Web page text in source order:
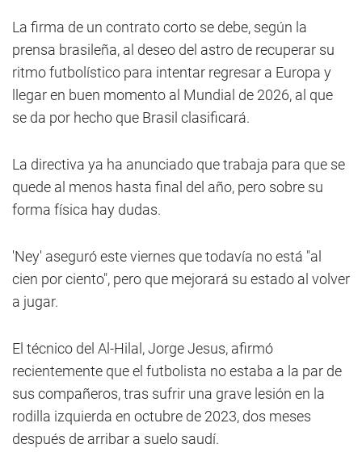
La firma de un contrato corto se debe, según la
prensa brasileña, al deseo del astro de recuperar su
ritmo futbolístico para intentar regresar a Europa y
llegar en buen momento al Mundial de 2026, al que
se da por hecho que Brasil clasificará.
La directiva ya ha anunciado que trabaja para que se
quede al menos hasta final del año, pero sobre su
forma física hay dudas.
'Ney' aseguró este viernes que todavía no está "al
cien por ciento", pero que mejorará su estado al volver
a jugar.
El técnico del Al-Hilal, Jorge Jesus, afirmó
recientemente que el futbolista no estaba a la par de
sus compañeros, tras sufrir una grave lesión en la
rodilla izquierda en octubre de 2023, dos meses
después de arribar a suelo saudí.